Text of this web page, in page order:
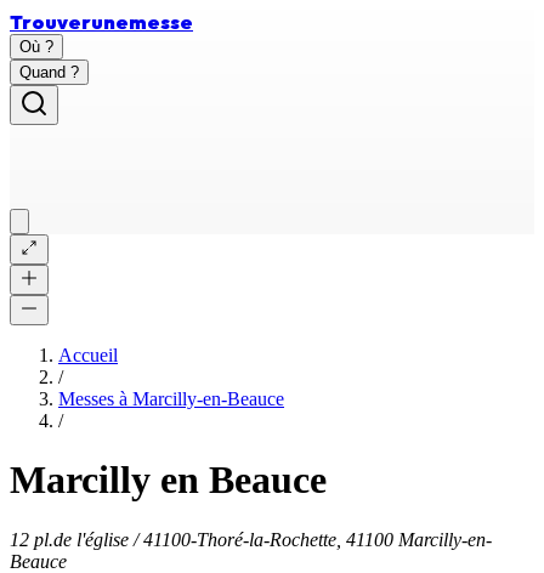
Trouverunemesse
Où ?
Quand ?
Accueil
/
Messes à Marcilly-en-Beauce
/
Marcilly en Beauce
12 pl.de l'église / 41100-Thoré-la-Rochette, 41100 Marcilly-en-
Beauce